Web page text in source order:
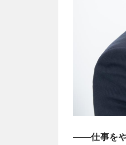
――仕事をや